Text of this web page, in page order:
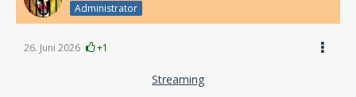
Administrator
26. Juni 2026 +1
Streaming